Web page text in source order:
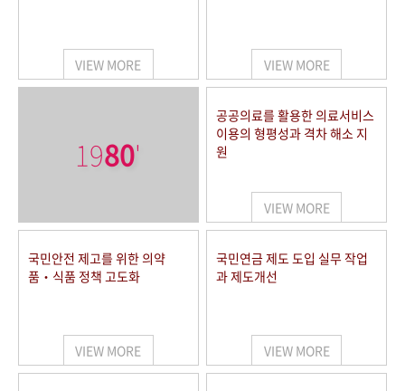
VIEW MORE VIEW MORE
1980'
공공의료를 활용한 의료서비스
이용의 형평성과 격차 해소 지
원
VIEW MORE
국민안전 제고를 위한 의약
품‧식품 정책 고도화
VIEW MORE
국민연금 제도 도입 실무 작업
과 제도개선
VIEW MORE